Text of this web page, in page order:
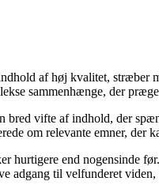
af høj kvalitet, stræber
sammenhænge, der
vifte af indhold, der
om relevante emner, der
hurtigere end nogensinde
til velfunderet